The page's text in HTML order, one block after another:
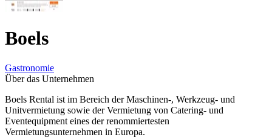
Boels
Gastronomie
Über das Unternehmen
Boels Rental ist im Bereich der Maschinen-, Werkzeug- und
Unitvermietung sowie der Vermietung von Catering- und
Eventequipment eines der renommiertesten
Vermietungsunternehmen in Europa.